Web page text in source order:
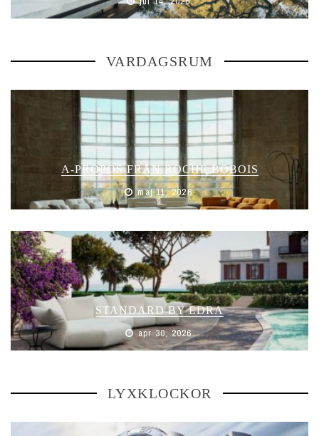
VARDAGSRUM
A-PROPOS FRÅN ROCHE BOBOIS
maj 11, 2026
STANDARD BY EDRA
apr 30, 2026
LYXKLOCKOR